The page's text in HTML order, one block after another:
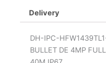
Delivery
DH-IPC-
BULLET DE 4MP